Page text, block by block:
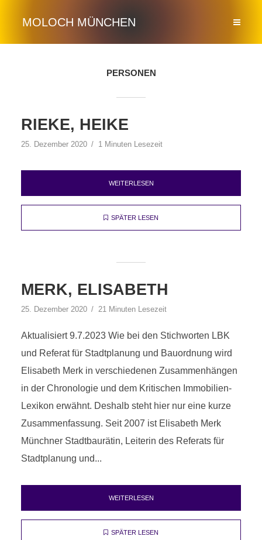
MOLOCH MÜNCHEN
PERSONEN
RIEKE, HEIKE
25. Dezember 2020 1 Minuten Lesezeit
WEITERLESEN
SPÄTER LESEN
MERK, ELISABETH
25. Dezember 2020 21 Minuten Lesezeit
Aktualisiert 9.7.2023 Wie bei den Stichworten LBK
und Referat für Stadtplanung und Bauordnung wird
Elisabeth Merk in verschiedenen Zusammenhängen
in der Chronologie und dem Kritischen Immobilien-
Lexikon erwähnt. Deshalb steht hier nur eine kurze
Zusammenfassung. Seit 2007 ist Elisabeth Merk
Münchner Stadtbaurätin, Leiterin des Referats für
Stadtplanung und...
WEITERLESEN
SPÄTER LESEN